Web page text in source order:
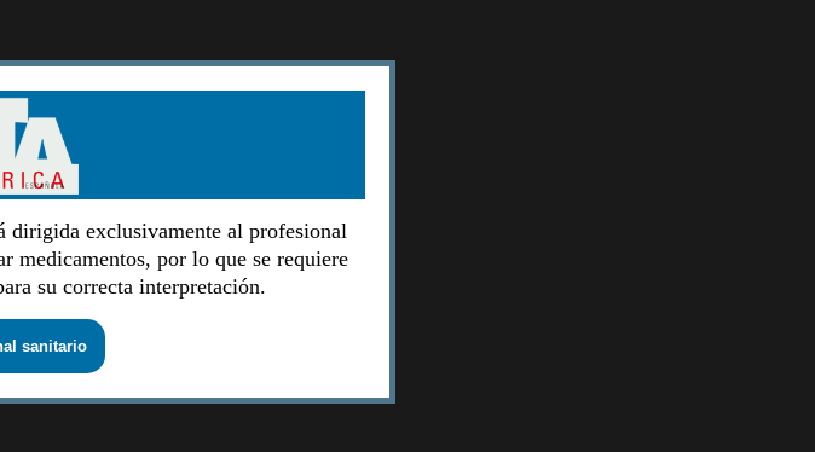
dirigida exclusivamente al profesional
medicamentos, por lo que se requiere
su correcta interpretación.
sanitario